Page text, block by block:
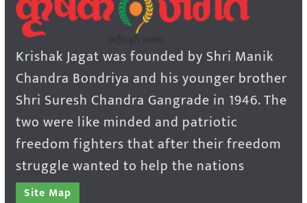
Krishak Jagat was founded by Shri Manik
Chandra Bondriya and his younger brother
Shri Suresh Chandra Gangrade in 1946. The
two were like minded and patriotic
freedom fighters that after their freedom
struggle wanted to help the nations
Site Map